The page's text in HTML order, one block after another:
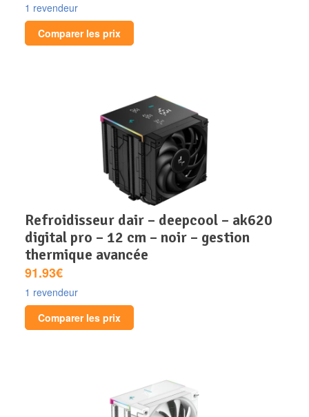
1 revendeur
Comparer les prix
refroidisseur dair – deepcool – ak620
digital pro – 12 cm – noir – gestion
thermique avancée
91.93€
1 revendeur
Comparer les prix